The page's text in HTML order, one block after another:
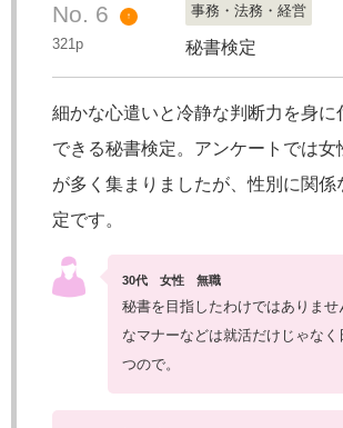
No. 6 ↑
321p
事務・法務・経営
秘書検定
細かな心遣いと冷静な判断力を身に
できる秘書検定。アンケートでは女
が多く集まりましたが、性別に関係
定です。
30代 女性 無職
秘書を目指したわけではありませ
なマナーなどは就活だけじゃなく
つので。